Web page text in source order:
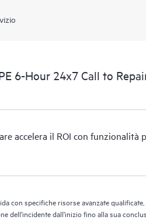
6-Hour 24x7 Call to
accelera il ROI con funzionalità
con specifiche risorse avanzate
dell'incidente dall'inizio fino alla sua